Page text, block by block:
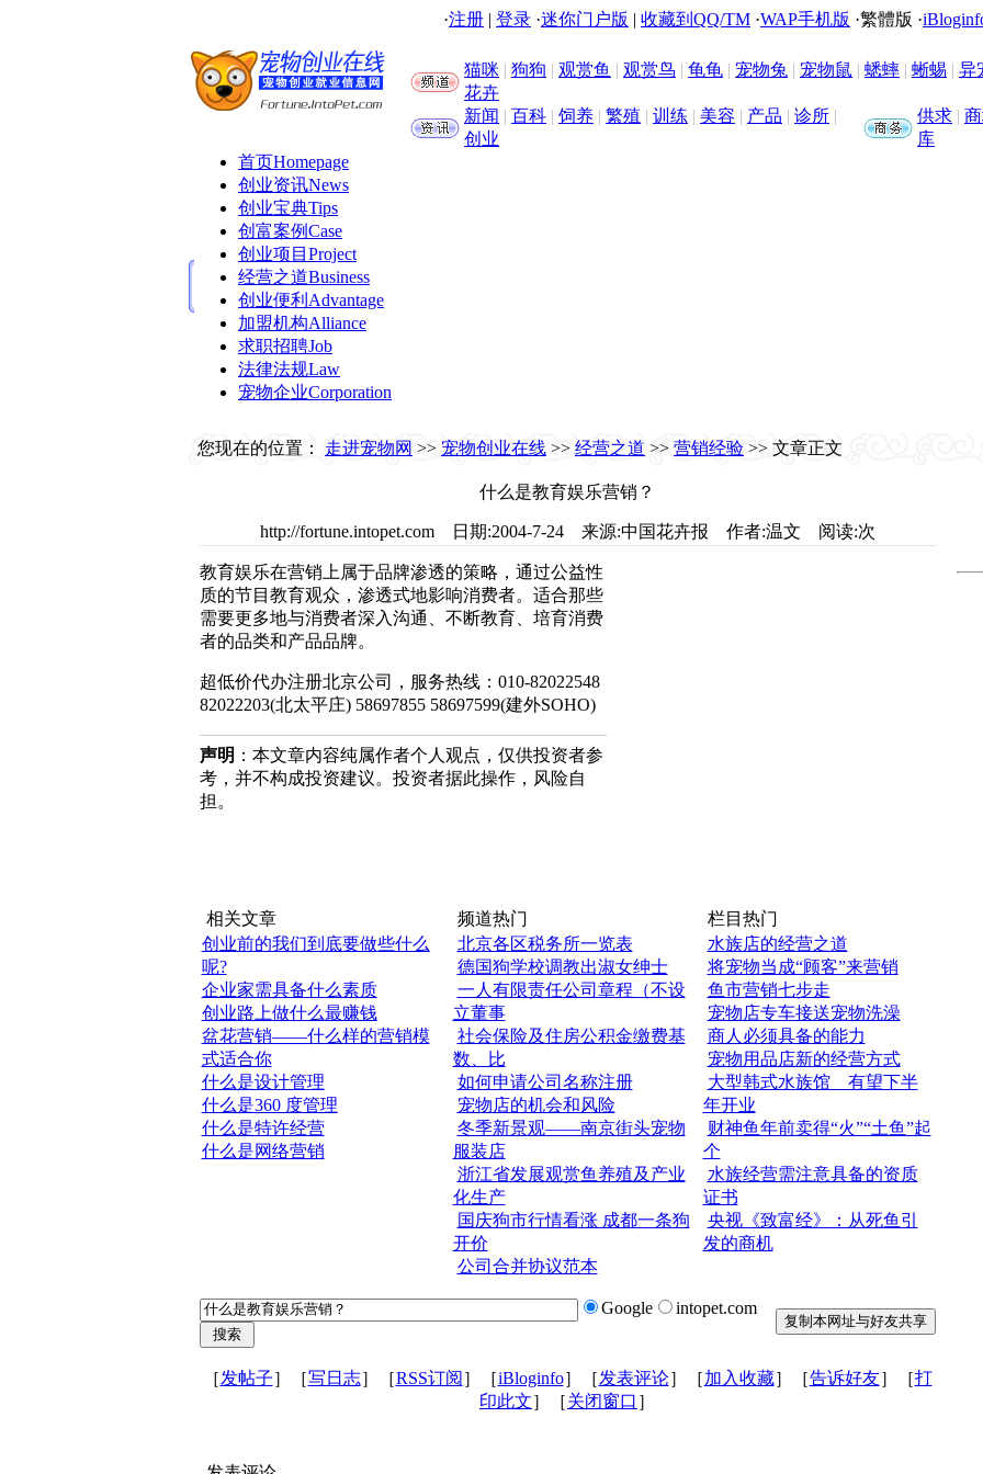
·注册 | 登录 ·迷你门户版 | 收藏到QQ/TM ·WAP手机版 ·繁體版 ·
猫咪 | 狗狗 | 观赏鱼 | 观赏鸟 | 龟龟 | 宠物兔 | 宠物鼠 | 蟋蟀 | 蜥蜴 | 异
花卉
新闻 | 百科 | 饲养 | 繁殖 | 训练 | 美容 | 产品 | 诊所 |
创业
供求 |
库
首页Homepage
创业资讯News
创业宝典Tips
创富案例Case
创业项目 Project
经营之道Business
创业便利 Advantage
加盟机构Alliance
求职招聘Job
法律法规Law
宠物企业Corporation
您现在的位置： 走进宠物网 >> 宠物创业在线 >> 经营之道 >> 营销经验 >> 文章正文
什么是教育娱乐营销？
http://fortune.intopet.com 日期:2004-7-24 来源:中国花卉报 作者:温文 阅读:次
教育娱乐在营销上属于品牌渗透的策略，通过公益性
质的节目教育观众，渗透式地影响消费者。适合那些
需要更多地与消费者深入沟通、不断教育、培育消费
者的品类和产品品牌。
超低价代办注册北京公司，服务热线：010-82022548
82022203(北太平庄) 58697855 58697599(建外SOHO)
声明 ：本文章内容纯属作者个人观点，仅供投资者参
考，并不构成投资建议。投资者据此操作，风险自
担。
相关文章
创业前的我们到底要做些什么
呢?
企业家需具备什么素质
创业路上做什么最赚钱
盆花营销——什么样的营销模
式适合你
什么是设计管理
什么是360 度管理
什么是特许经营
什么是网络营销
频道热门
北京各区税务所一览表
德国狗学校调教出淑女绅士
一人有限责任公司章程（不设
立董事
社会保险及住房公积金缴费基
数、比
如何申请公司名称注册
宠物店的机会和风险
冬季新景观——南京街头宠物
服装店
浙江省发展观赏鱼养殖及产业
化生产
国庆狗市行情看涨 成都一条狗
开价
公司合并协议范本
栏目热门
水族店的经营之道
将宠物当成“顾客”来营销
鱼市营销七步走
宠物店专车接送宠物洗澡
商人必须具备的能力
宠物用品店新的经营方式
大型韩式水族馆 有望下半
年开业
财神鱼年前卖得“火”“土鱼”起
个
水族经营需注意具备的资质
证书
央视《致富经》：从死鱼引
发的商机
Google intopet.com
［发帖子］［写日志］［RSS订阅 ］［iBloginfo］［发表评论］［加入收藏］［告诉好友］［打
印此文］［关闭窗口 ］